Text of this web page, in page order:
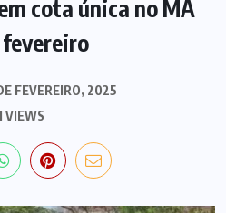
cota única no MA
FEVEREIRO, 2025
VIEWS